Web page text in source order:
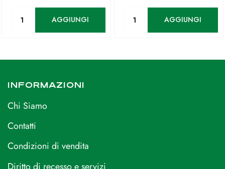
AGGIUNGI AGGIUNGI
INFORMAZIONI
Chi Siamo
Contatti
Condizioni di vendita
Diritto di recesso e servizi